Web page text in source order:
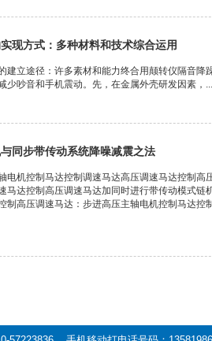
现方式：多种材料和技术综合运用
建立途径：许多素材和能力终合用颠转仪隔音
少吵音和手机震动。先，在金属外壳研发因素，...
同步带传动系统降噪减震之法
电机控制马达控制调速马达高压调速马达控制
马达控制高压调速马达加同时进行带传动模式
制高压调速马达：步进高压主轴电机控制马达